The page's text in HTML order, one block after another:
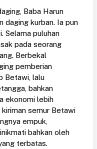
Baba Harun
daging kurban. Ia pun
Selama puluhan
pada seorang
Berbekal
pemberian
Betawi, lalu
bahkan
ekonomi lebih
semur Betawi
empuk,
bahkan oleh
terbatas.